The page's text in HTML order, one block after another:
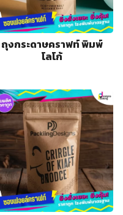
ถุงกระดาษคราฟท์ พิมพ์
โลโก้